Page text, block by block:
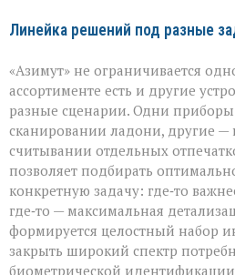
Линейка решений под разные
«Азимут» не ограничивается
ассортименте есть и другие
разные сценарии. Одни
сканировании ладони, другие —
считывании отдельных
позволяет подбирать
конкретную задачу: где‑то
где‑то — максимальная
формируется целостный набор
закрыть широкий спектр
биометрической